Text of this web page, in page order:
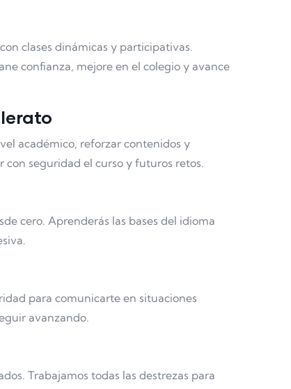
clases dinámicas y participativas.
confianza, mejore en el colegio y avance
académico, reforzar contenidos y
seguridad el curso y futuros retos.
cero. Aprenderás las bases del idioma
para comunicarte en situaciones
avanzando.
Trabajamos todas las destrezas para